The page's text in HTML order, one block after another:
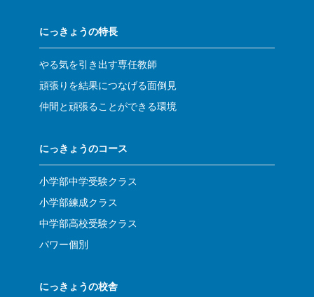
にっきょうの特長
やる気を引き出す専任教師
頑張りを結果につなげる面倒見
仲間と頑張ることができる環境
にっきょうのコース
小学部中学受験クラス
小学部練成クラス
中学部高校受験クラス
パワー個別
にっきょうの校舎